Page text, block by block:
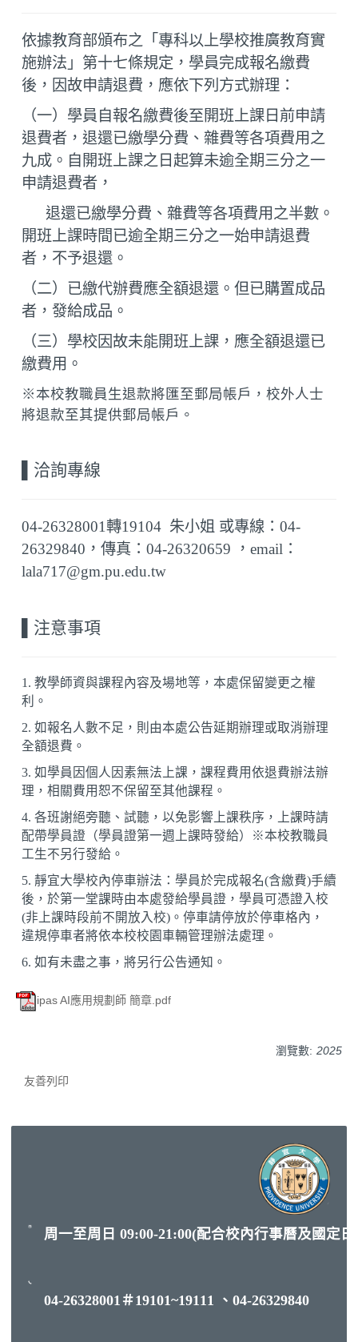
依據教育部頒布之「專科以上學校推廣教育實
施辦法」第十七條規定，學員完成報名繳費
後，因故申請退費，應依下列方式辦理：
（一）學員自報名繳費後至開班上課日前申請
退費者，退還已繳學分費、雜費等各項費用之
九成。自開班上課之日起算未逾全期三分之一
申請退費者，
退還已繳學分費、雜費等各項費用之半數。
開班上課時間已逾全期三分之一始申請退費
者，不予退還。
（二）已繳代辦費應全額退還。但已購置成品
者，發給成品。
（三）學校因故未能開班上課，應全額退還已
繳費用。
※本校教職員生退款將匯至郵局帳戶，校外人士
將退款至其提供郵局帳戶。
洽詢專線
04-26328001轉19104 朱小姐 或專線 ：04-
26329840， 傳真： 04-26320659 ， email ：
lala717@gm.pu.edu.tw
注意事項
1. 教學師資與課程內容及場地等，本處保留變更之權
利。
2. 如報名人數不足，則由本處公告延期辦理或取消辦理
全額退費。
3. 如學員因個人因素無法上課，課程費用依退費辦法辦
理，相關費用恕不保留至其他課程。
4. 各班謝絕旁聽、試聽，以免影響上課秩序，上課時請
配帶學員證（學員證第一週上課時發給）※本校教職員
工生不另行發給。
5. 靜宜大學校內停車辦法：學員於完成報名(含繳費)手續
後，於第一堂課時由本處發給學員證，學員可憑證入校
(非上課時段前不開放入校)。停車請停放於停車格內，
違規停車者將依本校校園車輛管理辦法處理。
6. 如有未盡之事，將另行公告通知 。
ipas AI應用規劃師 簡章.pdf
瀏覽數: 2025
友善列印
周一至周日 09:00-21:00(配合校內行事曆及國定
04-26328001＃19101~19111 、04-26329840